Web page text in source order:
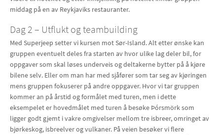
middag på en av Reykjaviks restauranter.
Dag 2 – Utflukt og teambuilding
Med Superjeep setter vi kursen mot Sør-Island. Alt etter ønske kan
gruppen eventuelt deles fra starten av hvor ulike lag deler bil, for
oppgaver som skal løses underveis og deltakerne bytter på å kjøre
bilene selv. Eller om man har med sjåfører som tar seg av kjøringen
mens gruppen fokuserer på andre oppgaver. Hvor vi tar gruppen
kommer an på årstid og formålet med turen, men i dette
eksempelet er hovedmålet med turen å besøke Þórsmörk som
ligger godt gjemt i vakre omgivelser mellom tre isbreer, omringet av
bjørkeskog, isbreelver og vulkaner. På veien besøker vi flere